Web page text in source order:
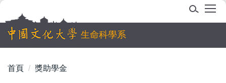
到
主
容
生命科學系
首頁 獎助學金